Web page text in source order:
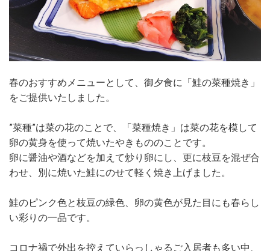
春のおすすめメニューとして、御夕食に「鮭の菜種焼き」
をご提供いたしました。
”菜種”は菜の花のことで、「菜種焼き」は菜の花を模して
卵の黄身を使って焼いたやきもののことです。
卵に醤油や酒などを加えて炒り卵にし、更に枝豆を混ぜ合
わせ、別に焼いた鮭にのせて軽く焼き上げました。
鮭のピンク色と枝豆の緑色、卵の黄色が見た目にも春らし
い彩りの一品です。
コロナ禍で外出を控えていらっしゃるご入居者も多い中、